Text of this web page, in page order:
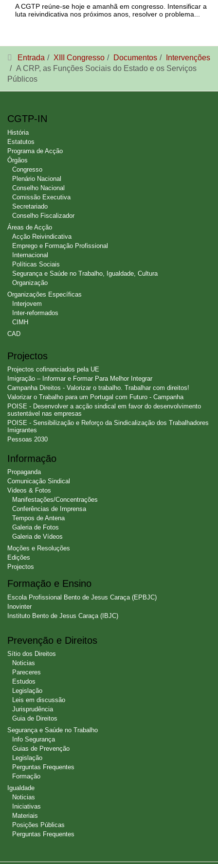
A CGTP reúne-se hoje e amanhã em congresso. Intensificar a
luta reivindicativa nos próximos anos, resolver o problema...
Entrada XIII Congresso Documentos
Intervenções
A CRP, as Funções Sociais do Estado e os Serviços
Públicos
CGTP-IN
História
Estatutos
Programa de Acção
Órgãos
Congresso
Plenário Nacional
Conselho Nacional
Comissão Executiva
Secretariado
Conselho Fiscalizador
Áreas de Acção
Acção Reivindicativa
Emprego e Formação Profissional
Internacional
Políticas Sociais
Segurança e Saúde no Trabalho, Igualdade, Cultura
Organização
Organizações Específicas
Interjovem
Inter-reformados
CIMH
CAD
Projectos
Projectos cofinanciados pela UE
Imigração – Informar e Formar Para Melhor Integrar
Campanha Direitos - Valorizar o trabalho. Trabalhar com direitos!
Valorizar o Trabalho para um Portugal com Futuro - Campanha
POISE - Desenvolver a acção sindical em favor do desenvolvimento
sustentável nas empresas
POISE - Sensibilização e Reforço da Sindicalização dos Trabalhadores
Imigrantes
Pessoas 2030
Informação
Propaganda
Comunicação Sindical
Videos & Fotos
Manifestações/Concentrações
Conferências de Imprensa
Tempos de Antena
Galeria de Fotos
Galeria de Vídeos
Moções e Resoluções
Edições
Projectos
Formação e Ensino
Escola Profissional Bento de Jesus Caraça (EPBJC)
Inovinter
Instituto Bento de Jesus Caraça (IBJC)
Prevenção e Direitos
Sítio dos Direitos
Noticias
Pareceres
Estudos
Legislação
Leis em discussão
Jurisprudência
Guia de Direitos
Segurança e Saúde no Trabalho
Info Segurança
Guias de Prevenção
Legislação
Perguntas Frequentes
Formação
Igualdade
Noticias
Iniciativas
Materiais
Posições Públicas
Perguntas Frequentes